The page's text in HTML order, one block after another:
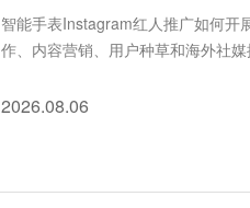
智能手表Instagram红人推广如何开
作、内容营销、用户种草和海外社
2026.08.06